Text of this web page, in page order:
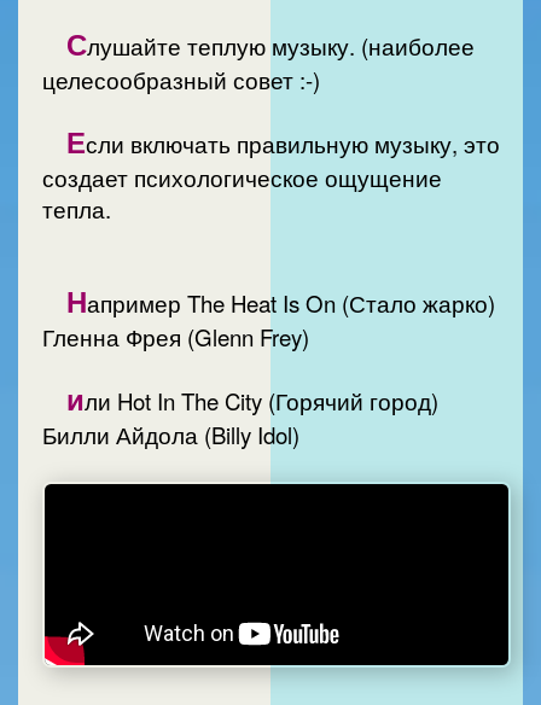
Слушайте теплую музыку. (наиболее
целесообразный совет :-)
Если включать правильную музыку, это
создает психологическое ощущение
тепла.
Например The Heat Is On (Стало жарко)
Гленна Фрея (Glenn Frey)
или Hot In The City (Горячий город)
Билли Айдола (Billy Idol)